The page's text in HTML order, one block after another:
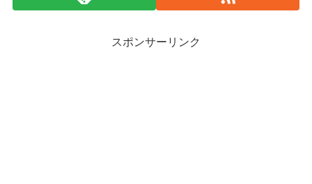
スポンサーリンク